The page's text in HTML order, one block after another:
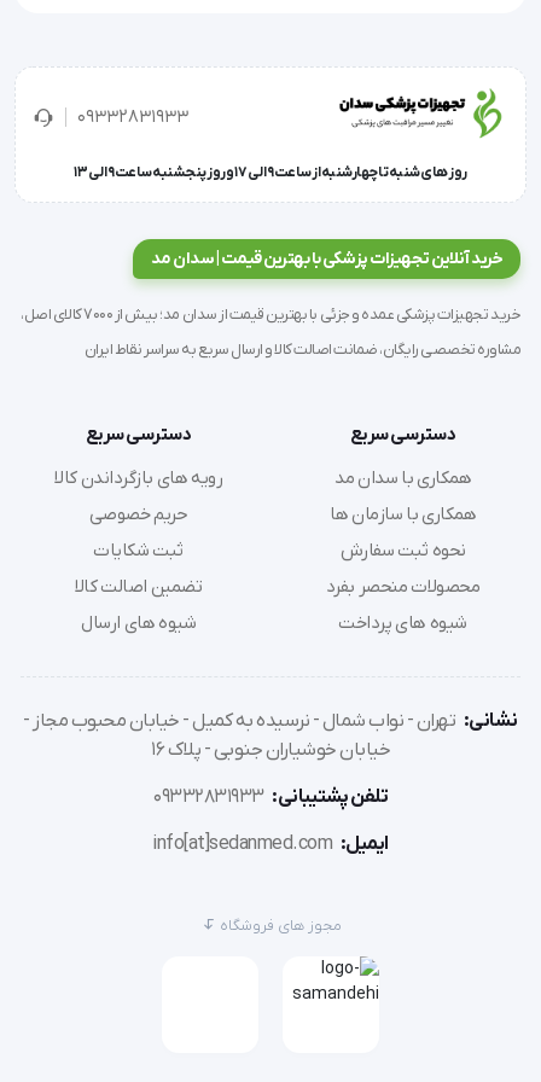
'  ترالی اورژانس آرا صنعت 950 ترالی اورژانس آرا صنعت 950 در
09332831933
روز های شنبه تا چهارشنبه از ساعت 9 الی 17 و روز پنجشنبه ساعت 9 الی 13
خرید آنلاین تجهیزات پزشکی با بهترین قیمت | سدان مد
خرید تجهیزات پزشکی عمده و جزئی با بهترین قیمت از سدان مد؛ بیش از 7000 کالای اصل،
مشاوره تخصصی رایگان، ضمانت اصالت کالا و ارسال سریع به سراسر نقاط ایران
دسترسی سریع
همکاری با سدان مد
همکاری با سازمان ها
نحوه ثبت سفارش
محصولات منحصر بفرد
شیوه های پرداخت
دسترسی سریع
رویه های بازگرداندن کالا
حریم خصوصی
ثبت شکایات
تضمین اصالت کالا
شیوه های ارسال
نشانی: تهران - نواب شمال - نرسیده به کمیل - خیابان محبوب مجاز -
خیابان خوشیاران جنوبی - پلاک 16
تلفن پشتیبانی: 09332831933
ایمیل: info[at]sedanmed.com
مجوز های فروشگاه